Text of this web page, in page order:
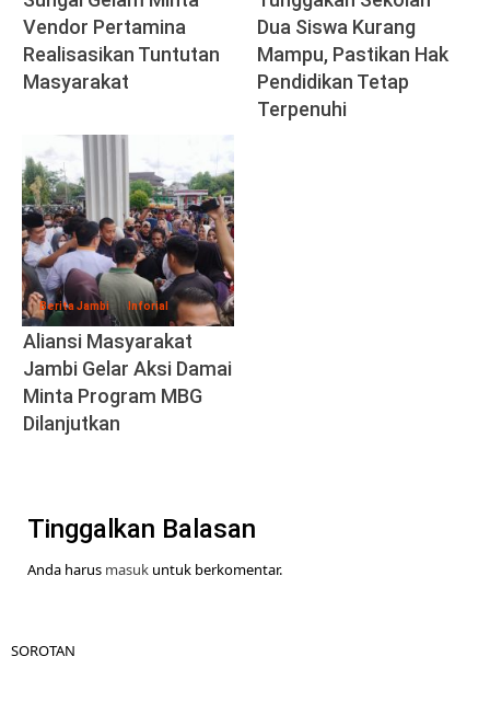
Vendor Pertamina
Realisasikan Tuntutan
Masyarakat
Dua Siswa Kurang
Mampu, Pastikan Hak
Pendidikan Tetap
Terpenuhi
Berita Jambi Inforial
Aliansi Masyarakat
Jambi Gelar Aksi Damai
Minta Program MBG
Dilanjutkan
Tinggalkan Balasan
Anda harus masuk untuk berkomentar.
SOROTAN